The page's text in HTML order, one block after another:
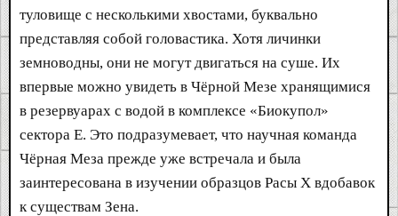
туловище с несколькими хвостами, буквально
представляя собой головастика. Хотя личинки
земноводны, они не могут двигаться на суше. Их
впервые можно увидеть в Чёрной Мезе хранящимися
в резервуарах с водой в комплексе «Биокупол»
сектора E. Это подразумевает, что научная команда
Чёрная Меза прежде уже встречала и была
заинтересована в изучении образцов Расы X вдобавок
к существам Зена.